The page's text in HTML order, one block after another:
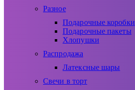
Разное
Подарочные коробки
Подарочные пакеты
Хлопушки
Распродажа
Латексные шары
Свечи в торт